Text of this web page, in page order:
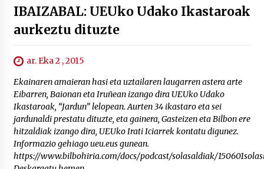
IBAIZABAL: UEUko Udako Ikastaroak
aurkeztu dituzte
ar. Eka 2 , 2015
Ekainaren amaieran hasi eta uztailaren laugarren astera arte
Eibarren, Baionan eta Iruñean izango dira UEUko Udako
Ikastaroak, “Jardun” lelopean. Aurten 34 ikastaro eta sei
jardunaldi prestatu dituzte, eta gainera, Gasteizen eta Bilbon ere
hitzaldiak izango dira, UEUko Irati Iciarrek kontatu digunez.
Informazio gehiago ueu.eus gunean.
https://www.bilbohiria.com/docs/podcast/solasaldiak/